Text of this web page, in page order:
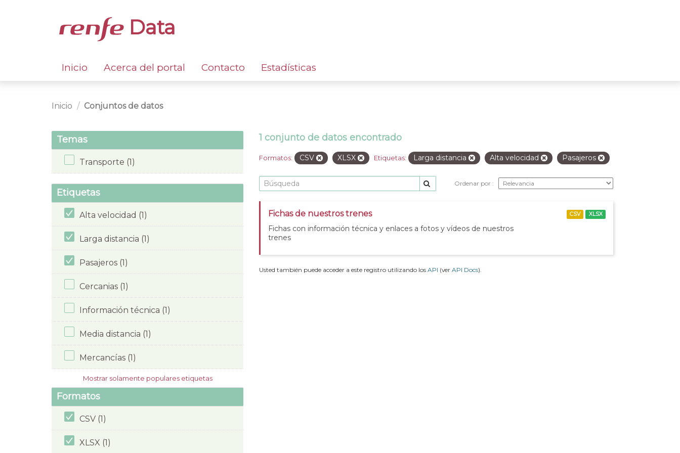
Data
Inicio Acerca del portal Contacto Estadísticas
Inicio Conjuntos de datos
Temas
Transporte (1)
Etiquetas
Alta velocidad (1)
Larga distancia (1)
Pasajeros (1)
Cercanias (1)
Información técnica (1)
Media distancia (1)
Mercancías (1)
Mostrar solamente populares etiquetas
Formatos
CSV (1)
XLSX (1)
1 conjunto de datos encontrado
Formatos: CSV XLSX Etiquetas: Larga distancia Alta velocidad Pasajeros
Ordenar por
Fichas de nuestros trenes
Fichas con información técnica y enlaces a fotos y vídeos de nuestros
trenes
CSV XLSX
Usted también puede acceder a este registro utilizando los API (ver API Docs).